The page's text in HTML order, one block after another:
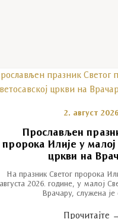
2. август
Прослављен
пророка Илије у малој
цркви на
На празник Светог пророка
августа 2026. године, у малој
Врачару, служена је
Прочитајте